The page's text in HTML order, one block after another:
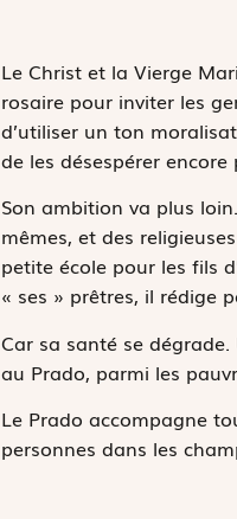
Le Christ et la Vierge
rosaire pour inviter les
d’utiliser un ton
de les désespérer encore
Son ambition va plus
mêmes, et des
petite école pour les fils
« ses » prêtres, il rédige
Car sa santé se
au Prado, parmi les
Le Prado accompagne
personnes dans les